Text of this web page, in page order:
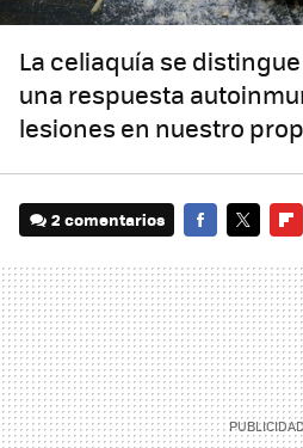
La celiaquía se
una respuesta
lesiones en nuestro
2 comentarios